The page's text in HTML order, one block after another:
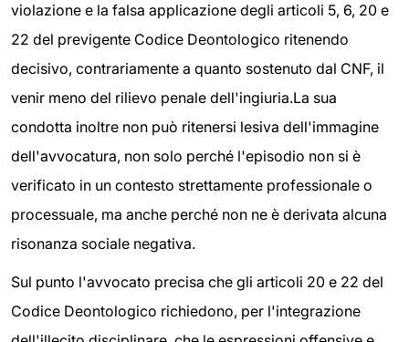
violazione e la falsa applicazione degli articoli 5, 6, 20 e
22 del previgente Codice Deontologico ritenendo
decisivo, contrariamente a quanto sostenuto dal CNF, il
venir meno del rilievo penale dell'ingiuria.La sua
condotta inoltre non può ritenersi lesiva dell'immagine
dell'avvocatura, non solo perché l'episodio non si è
verificato in un contesto strettamente professionale o
processuale, ma anche perché non ne è derivata alcuna
risonanza sociale negativa.
Sul punto l'avvocato precisa che gli articoli 20 e 22 del
Codice Deontologico richiedono, per l'integrazione